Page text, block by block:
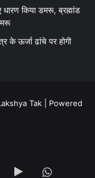
किया डमरू, ब्रह्मांड
के ऊर्जा ढांचे पर होगी
Tak| Powered
Google